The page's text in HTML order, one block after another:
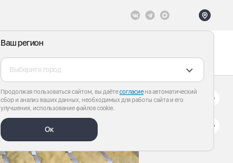
Ваш регион
Выберите город
Продолжая пользоваться сайтом, вы даётесогласиена автоматический
сбор и анализ ваших данных, необходимых для работы сайта и его
улучшения, использование файлов cookie.
Ок